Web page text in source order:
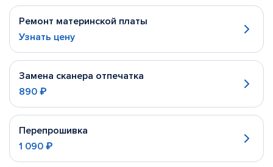
Ремонт материнской платы
Узнать цену
Замена сканера отпечатка
890 ₽
Перепрошивка
1 090 ₽